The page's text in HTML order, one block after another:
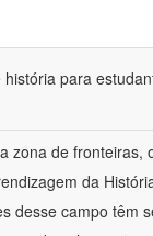
história para
zona de fronteiras,
da
desse campo têm